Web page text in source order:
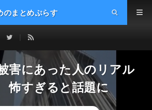
のまとめぷらす
害にあった人のリアル
怖すぎると話題に